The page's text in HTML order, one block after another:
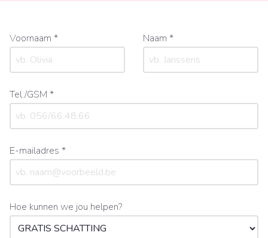
Voornaam * Naam *
Tel./GSM *
E-mailadres *
Hoe kunnen we jou helpen?